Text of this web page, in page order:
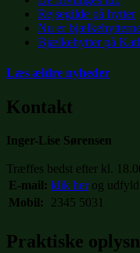
Rejsegilde på hytter
Nu er
Bjælkehytter på
Læs ældre nyheder
Kontakt
Inger-Lise Sørensen
Træffes bedst efter kl.
E-mail: klik herog udfyld
Mobil:
2345 5031
Praktiske